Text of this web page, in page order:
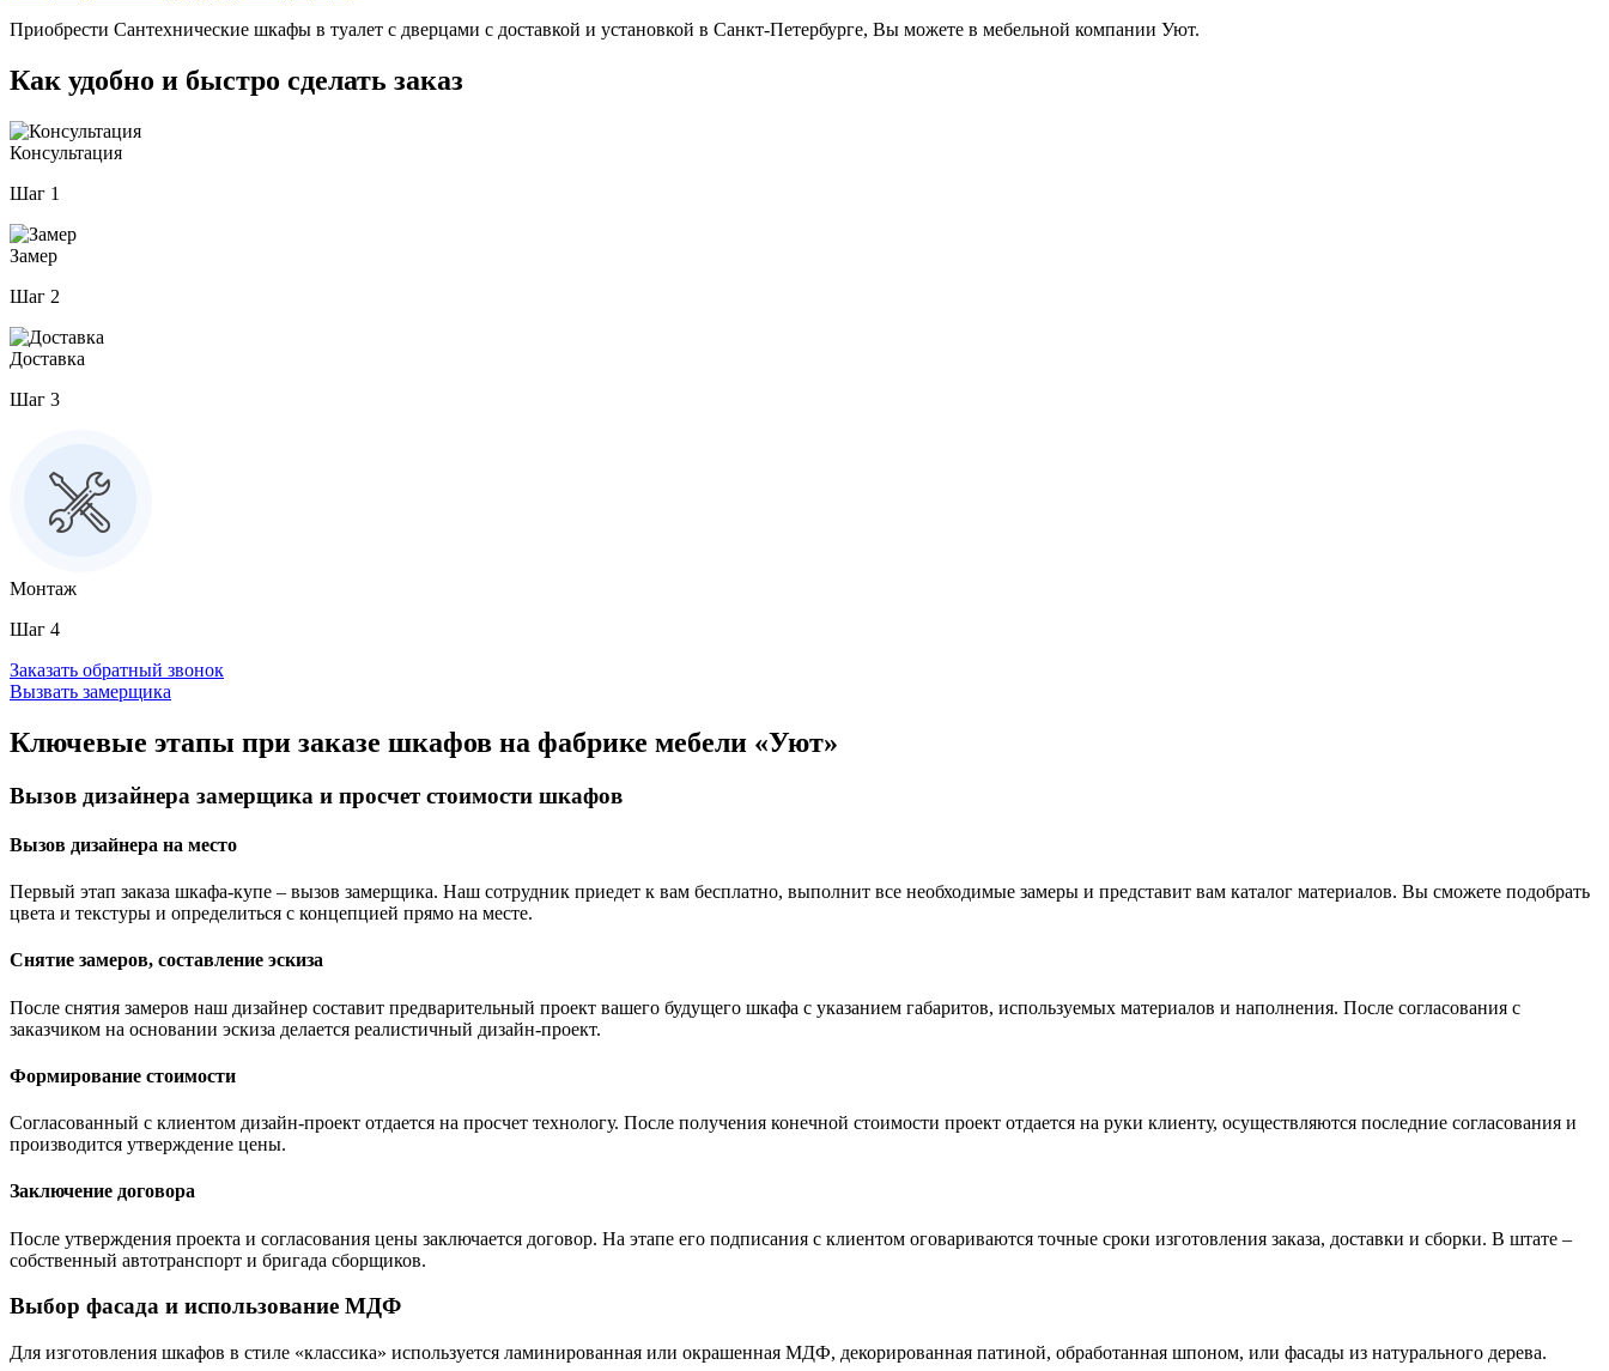
Приобрести Сантехнические шкафы в туалет с дверцами с доставкой и установкой в Санкт-Петербурге, Вы можете в мебельной компании Уют.
Как удобно и быстро сделать заказ
Консультация
Шаг 1
Замер
Шаг 2
Доставка
Шаг 3
Монтаж
Шаг 4
Заказать обратный звонок
Вызвать замерщика
Ключевые этапы при заказе шкафов на фабрике мебели «Уют»
Вызов дизайнера замерщика и просчет стоимости шкафов
Вызов дизайнера на место
Первый этап заказа шкафа-купе – вызов замерщика. Наш сотрудник приедет к вам бесплатно, выполнит все необходимые замеры и представит вам каталог материалов. Вы сможете подобрать
цвета и текстуры и определиться с концепцией прямо на месте.
Снятие замеров, составление эскиза
После снятия замеров наш дизайнер составит предварительный проект вашего будущего шкафа с указанием габаритов, используемых материалов и наполнения. После согласования с
заказчиком на основании эскиза делается реалистичный дизайн-проект.
Формирование стоимости
Согласованный с клиентом дизайн-проект отдается на просчет технологу. После получения конечной стоимости проект отдается на руки клиенту, осуществляются последние согласования и
производится утверждение цены.
Заключение договора
После утверждения проекта и согласования цены заключается договор. На этапе его подписания с клиентом оговариваются точные сроки изготовления заказа, доставки и сборки. В штате –
собственный автотранспорт и бригада сборщиков.
Выбор фасада и использование МДФ
Для изготовления шкафов в стиле «классика» используется ламинированная или окрашенная МДФ, декорированная патиной, обработанная шпоном, или фасады из натурального дерева.